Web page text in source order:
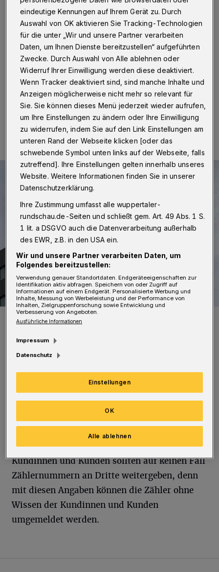
Wuppertal·Die Wuppertaler Stadtwerke (WSW)
warnten vor einer neuen Betrugsmasche. Kundinnen
und Kunden haben berichtet, dass sie von Personen
angerufen wurden, die behaupteten, im Auftrag der
WSW Zählerstände abzufragen. Die Anrufe kommen
von einer Berliner Telefonnummer mit der Vorwahl 030.
22.09.2022 , 17:20 Uhr Eine Minute Lesezeit
Symbolbild.
Die WSW weisen darauf hin, dass die Anrufe
nicht von den Stadtwerken beauftragt wurden
und Zählerstände auch nicht telefonisch
Kundinnen und Kunden sollten auf keinen Fall
Zählernummern an Dritte weitergeben, denn
mit diesen Angaben können die Zähler ohne
Wissen der Kundinnen und Kunden
umgemeldet werden.
eindeutige Kennungen auf Ihrem Gerät zu. Durch
Auswahl von OK aktivieren Sie Tracking-Technologien
für die unter „Wir und unsere Partner verarbeiten
Daten, um Ihnen Dienste bereitzustellen“ aufgeführten
Zwecke. Durch Auswahl von Alle ablehnen oder
Widerruf Ihrer Einwilligung werden diese deaktiviert.
Wenn Tracker deaktiviert sind, sind manche Inhalte und
Anzeigen möglicherweise nicht mehr so relevant für
Sie. Sie können dieses Menü jederzeit wieder aufrufen,
um Ihre Einstellungen zu ändern oder Ihre Einwilligung
zu widerrufen, indem Sie auf den Link Einstellungen am
unteren Rand der Webseite klicken [oder das
schwebende Symbol unten links auf der Webseite, falls
zutreffend]. Ihre Einstellungen gelten innerhalb unseres
Website. Weitere Informationen finden Sie in unserer
Datenschutzerklärung.
Ihre Zustimmung umfasst alle wuppertaler-
rundschau.de-Seiten und schließt gem. Art. 49 Abs. 1 S.
1 lit. a DSGVO auch die Datenverarbeitung außerhalb
des EWR, z.B. in den USA ein.
Wir und unsere Partner verarbeiten Daten, um
Folgendes bereitzustellen:
Verwendung genauer Standortdaten. Endgeräteeigenschaften zur
Identifikation aktiv abfragen. Speichern von oder Zugriff auf
Informationen auf einem Endgerät. Personalisierte Werbung und
Inhalte, Messung von Werbeleistung und der Performance von
Inhalten, Zielgruppenforschung sowie Entwicklung und
Verbesserung von Angeboten.
Ausführliche Informationen
Impressum
Datenschutz
Einstellungen
Alle ablehnen
OK